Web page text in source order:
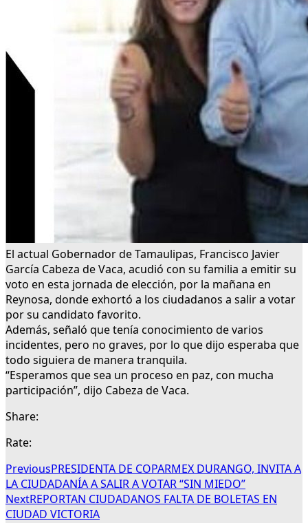
El actual Gobernador de Tamaulipas, Francisco Javier
García Cabeza de Vaca, acudió con su familia a emitir su
voto en esta jornada de elección, por la mañana en
Reynosa, donde exhortó a los ciudadanos a salir a votar
por su candidato favorito.
Además, señaló que tenía conocimiento de varios
incidentes, pero no graves, por lo que dijo esperaba que
todo siguiera de manera tranquila.
“Esperamos que sea un proceso en paz, con mucha
participación”, dijo Cabeza de Vaca.
Share:
Rate:
PreviousPRESIDENTA DE COPARMEX DURANGO, INVITA A
LA CIUDADANÍA A SALIR A VOTAR “SIN MIEDO”
NextREPORTAN CIUDADANOS FALTA DE BOLETAS EN
CIUDAD VICTORIA